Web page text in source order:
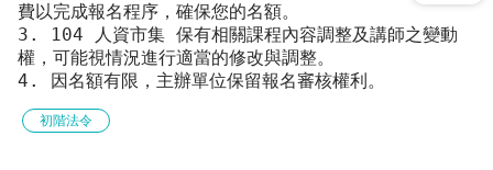
費以完成報名程序，確保您的名額。
3. 104 人資市集 保有相關課程內容調整及講師之變動
權，可能視情況進行適當的修改與調整。
4. 因名額有限，主辦單位保留報名審核權利。
初階法令